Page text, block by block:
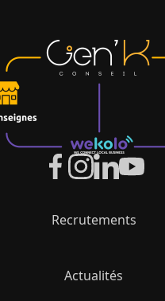
Recrutements
Actualités